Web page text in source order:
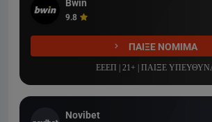
Bwin
9.8
ΠΑΙΞΕ ΝΟΜΙΜΑ
ΕΕΕΠ | 21+ | ΠΑΙΞΕ
Novibet